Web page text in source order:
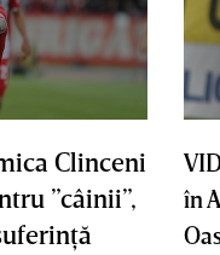
Clinceni
”câinii”,
în